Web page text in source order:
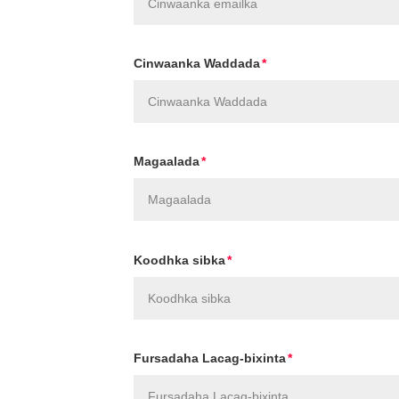
Cinwaanka Waddada
Magaalada
Koodhka sibka
Fursadaha Lacag-bixinta